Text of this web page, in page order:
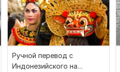
Ручной перевод с
Индонезийского на